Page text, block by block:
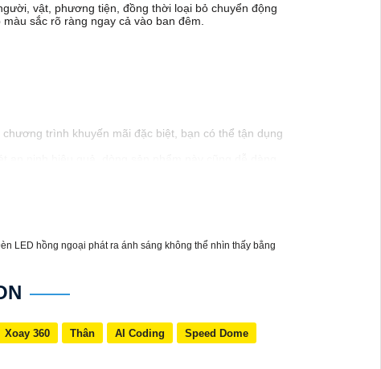
vật, phương tiện, đồng thời loại bỏ chuyển động
sắc rõ ràng ngay cả vào ban đêm.
trình khuyến mãi đặc biệt, bạn có thể tận dụng
tiết và được tư vấn tốt nhất.
LED hồng ngoại phát ra ánh sáng không thể nhìn thấy bằng
Xoay 360 Thân AI Coding Speed Dome